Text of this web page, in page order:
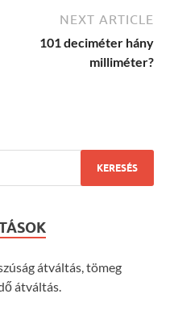
NEXT ARTICLE
101 deciméter hány
milliméter?
átváltás, tömeg
átváltás.